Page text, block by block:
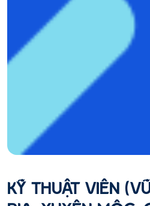
KỸ THUẬT VIÊN